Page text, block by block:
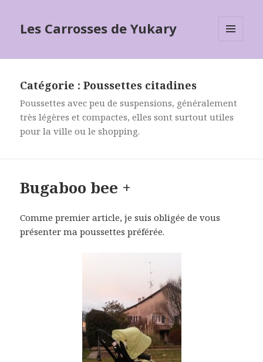
Les Carrosses de Yukary
Catégorie :Poussettes citadines
Poussettes avec peu de suspensions, généralement
très légères et compactes, elles sont surtout utiles
pour la ville ou le shopping.
Bugaboo bee +
Comme premier article, je suis obligée de vous
présenter ma poussettes préférée.